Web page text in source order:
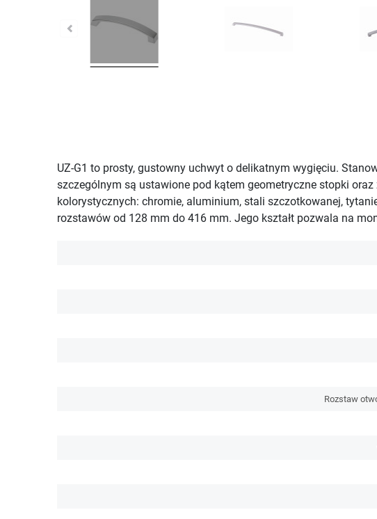
UZ-G1 to prosty, gustowny uchwyt o delikatnym wygięciu.
szczególnym są ustawione pod kątem geometryczne stopki
kolorystycznych: chromie, aluminium, stali szczotkowanej,
rozstawów od 128 mm do 416 mm. Jego kształt pozwala na
Rozstaw